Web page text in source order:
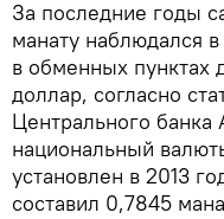
За последние годы
манату наблюдался
в обменных пунктах
доллар, согласно
Центрального
национальный
установлен в 2013
составил 0,7845